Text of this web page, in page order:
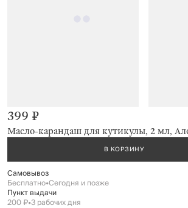
Масло-карандаш для кутикулы, 2 мл,
399 ₽
В КОРЗИНУ
Самовывоз
Бесплатно•Сегодня и позже
Пункт выдачи
200 ₽•3 рабочих дня